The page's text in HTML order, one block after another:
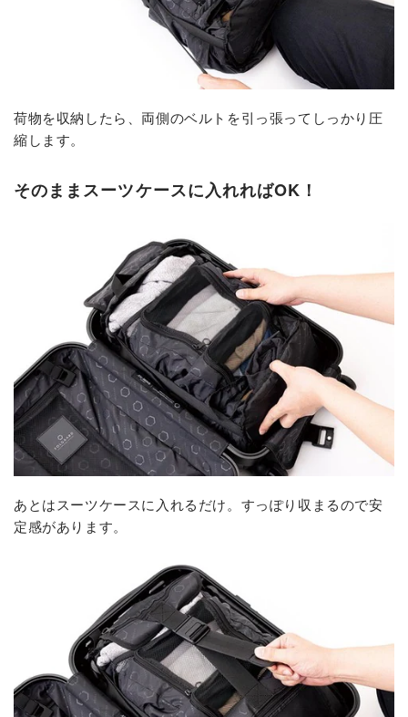
荷物を収納したら、両側のベルトを引っ張ってしっかり圧
縮します。
そのままスーツケースに入れればOK！
あとはスーツケースに入れるだけ。すっぽり収まるので安
定感があります。